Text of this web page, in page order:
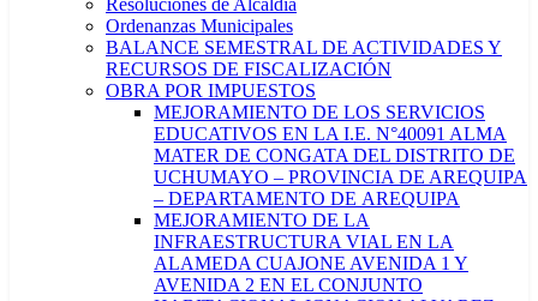
Resoluciones de Alcaldía
Ordenanzas Municipales
BALANCE SEMESTRAL DE ACTIVIDADES Y
RECURSOS DE FISCALIZACIÓN
OBRA POR IMPUESTOS
MEJORAMIENTO DE LOS SERVICIOS
EDUCATIVOS EN LA I.E. N°40091 ALMA
MATER DE CONGATA DEL DISTRITO DE
UCHUMAYO – PROVINCIA DE AREQUIPA
– DEPARTAMENTO DE AREQUIPA
MEJORAMIENTO DE LA
INFRAESTRUCTURA VIAL EN LA
ALAMEDA CUAJONE AVENIDA 1 Y
AVENIDA 2 EN EL CONJUNTO